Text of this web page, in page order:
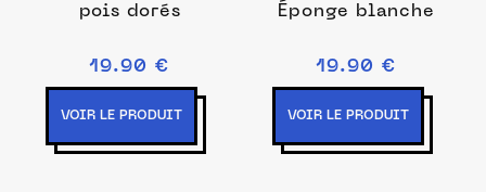
pois dorés
19.90 €
VOIR LE PRODUIT
Éponge blanche
19.90 €
VOIR LE PRODUIT